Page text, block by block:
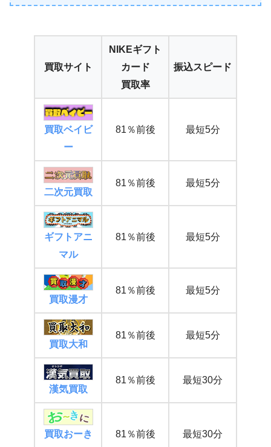
買取サイト
NIKEギフト
カード
買取率
振込スピード
買取ベイビ
ー
81％前後 最短5分
二次元買取
81％前後 最短5分
ギフトアニ
マル
81％前後 最短5分
買取漫才
81％前後 最短5分
買取大和
81％前後 最短5分
漢気買取
81％前後 最短30分
買取おーき
81％前後 最短30分